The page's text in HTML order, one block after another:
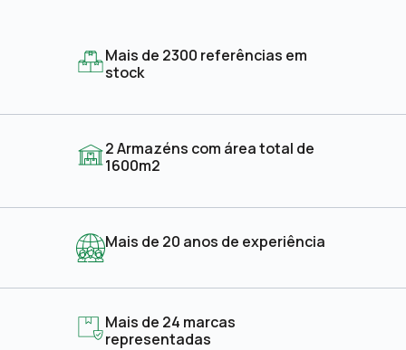
Mais de 2300 referências em
stock
2 Armazéns com área total de
1600m2
Mais de 20 anos de experiência
Mais de 24 marcas
representadas